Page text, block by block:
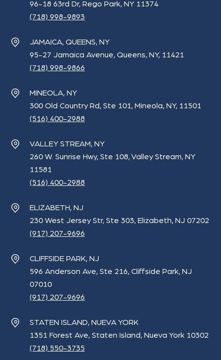
96-18 63rd Dr, Rego Park, NY 11374
(718) 998-9893
JAMAICA, QUEENS, NY
95-27 Jamaica Avenue, Queens, NY, 11421
(718) 998-9866
MINEOLA, NY
300 Old Country Rd, Ste 101, Mineola, NY, 11501
(516) 400-2988
VALLEY STREAM, NY
260 W. Sunrise Hwy, Ste 108, Valley Stream, NY
11581
(516) 400-2988
ELIZABETH, NJ
230 West Jersey Str, Ste 303, Elizabeth, NJ 07202
(917) 207-9696
CLIFFSIDE PARK, NJ
596 Anderson Ave, Ste 216, Cliffside Park, NJ
07010
(917) 207-9696
STATEN ISLAND, NUEVA YORK
1351 Forest Ave, Staten Island, Nueva York 10302
(718) 550-3735